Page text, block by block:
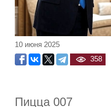
10 июня 2025
358
Пицца 007